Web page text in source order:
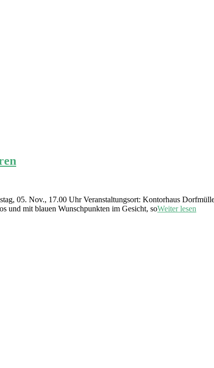
05. Nov., 17.00 Uhr Veranstaltungsort: Kontorhaus
und mit blauen Wunschpunkten im Gesicht, soWeiter lesen